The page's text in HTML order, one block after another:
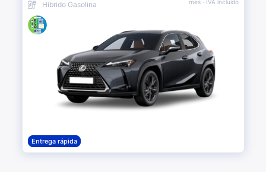
Híbrido Gasolina
mes· IVA incluido
Entrega rápida